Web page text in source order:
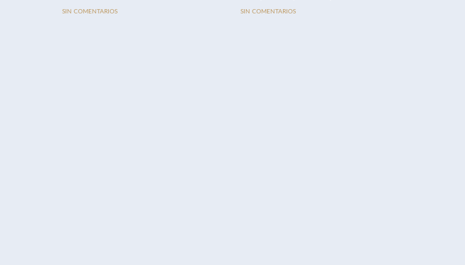
SIN COMENTARIOS SIN COMENTARIOS